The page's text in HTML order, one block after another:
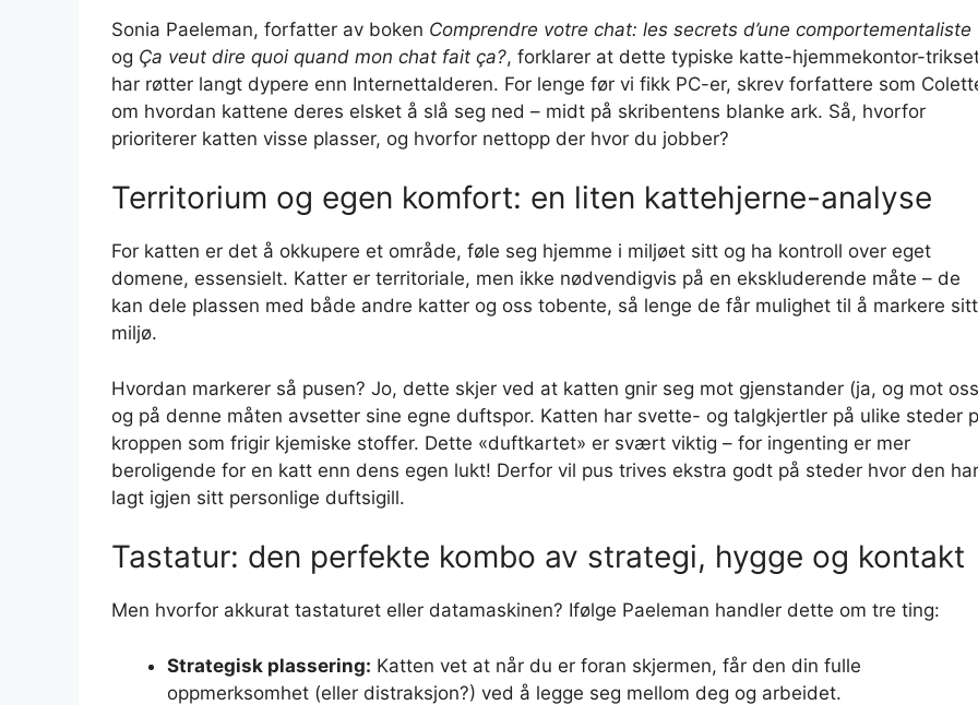
Sonia Paeleman, forfatter av boken Comprendre votre chat: les secrets d’une comportementaliste
og Ça veut dire quoi quand mon chat fait ça?, forklarer at dette typiske katte-hjemmekontor-
har røtter langt dypere enn Internettalderen. For lenge før vi fikk PC-er, skrev forfattere som
om hvordan kattene deres elsket å slå seg ned – midt på skribentens blanke ark. Så, hvorfor
prioriterer katten visse plasser, og hvorfor nettopp der hvor du jobber?
Territorium og egen komfort: en liten kattehjerne-analyse
For katten er det å okkupere et område, føle seg hjemme i miljøet sitt og ha kontroll over eget
domene, essensielt. Katter er territoriale, men ikke nødvendigvis på en ekskluderende måte – de
kan dele plassen med både andre katter og oss tobente, så lenge de får mulighet til å markere sitt
miljø.
Hvordan markerer så pusen? Jo, dette skjer ved at katten gnir seg mot gjenstander (ja, og mot
og på denne måten avsetter sine egne duftspor. Katten har svette- og talgkjertler på ulike steder
kroppen som frigir kjemiske stoffer. Dette «duftkartet» er svært viktig – for ingenting er mer
beroligende for en katt enn dens egen lukt! Derfor vil pus trives ekstra godt på steder hvor den har
lagt igjen sitt personlige duftsigill.
Tastatur: den perfekte kombo av strategi, hygge og kontakt
Men hvorfor akkurat tastaturet eller datamaskinen? Ifølge Paeleman handler dette om tre ting:
Strategisk plassering: Katten vet at når du er foran skjermen, får den din fulle
oppmerksomhet (eller distraksjon?) ved å legge seg mellom deg og arbeidet.